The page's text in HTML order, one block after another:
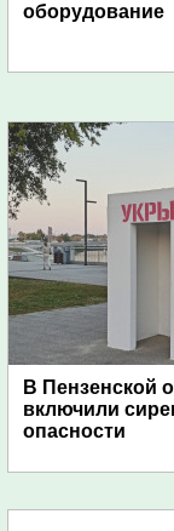
оборудование
В Пензенской
включили
опасности